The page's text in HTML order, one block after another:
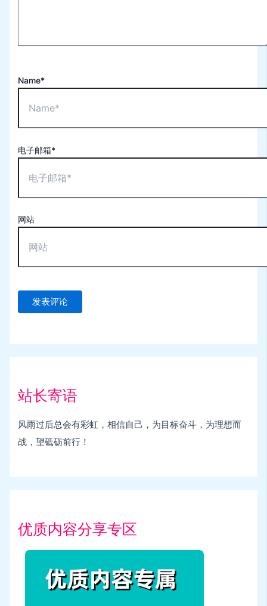
Name*
电子邮箱*
网站
站长寄语
风雨过后总会有彩虹，相信自己，为目标奋斗，为理想而
战，望砥砺前行！
优质内容分享专区